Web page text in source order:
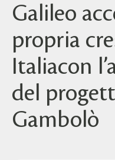
Galileo
propria
Italiacon
del
Gambolò